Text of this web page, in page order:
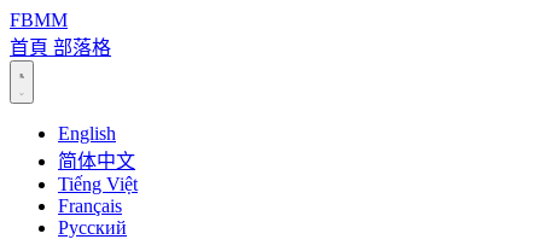
FBMM
首頁 部落格
English
简体中文
Tiếng Việt
Français
Русский